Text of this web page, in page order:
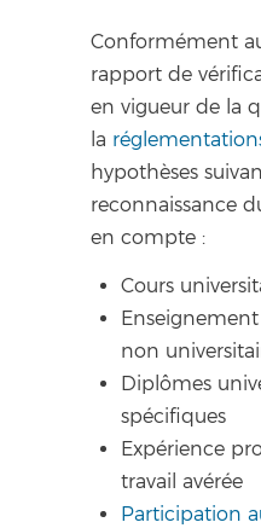
Conformément
rapport de
en vigueur de la
la
hypothèses
reconnaissance
en compte :
Cours
non
Diplômes
spécifiques
Expérience
travail avérée
Participation